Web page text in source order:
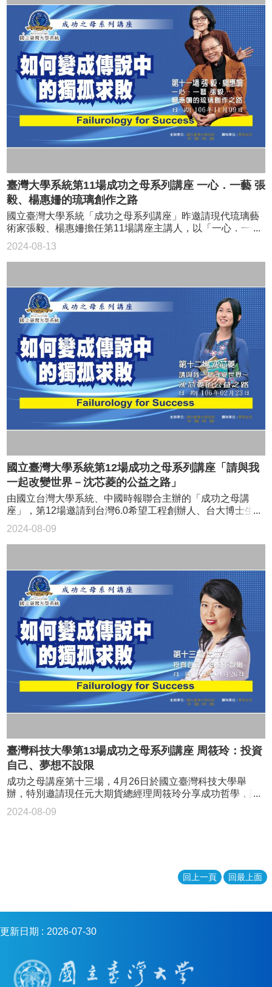
幫助？還是它只是一個升學門檻而已？ 丘成桐表示，美國
大學入學測驗SAT考數學、寫作、閱讀等3科，以前每科滿分
800分、總分2400分，如果考不到2200分，「會直接被哈佛
大學丟掉」，根本進不了。因此，數學程度若不是頂尖，即
使是文科生，也進不了哈佛等一流名校。 「數學是唯一訓
練理性思考的學科」，丘成桐說，不管讀什麼，學數學都有
幫助，即使是文學領域學生，雖然用不到數學，但數學可以
幫他們建立更好的邏輯推理能力。他感嘆，現在常常是「科
學家懂文學家」，但「文學家不懂科學家」，相當可惜。
莊舜傑則問丘成桐對「翻轉教育」等現代教育思潮的看法？
丘成桐對現代教育追求的「快樂學習」頗有微詞，他直白的
說，「我覺得現代教育家都是在誤導學生」，因為學習不可
可以不用背九九乘法表。丘成桐說，真的要唸好學問，不可
能不背一些東西，他小時候背論語，一些詩詞到現在都還記
得；至於數學，很多人覺得不該背「九九乘法表」，他就覺
得莫名其妙。 丘成桐表示，教育最重要的是讓學生覺得付
出後會有前途、有收穫，學習過程中，有痛苦經驗才正常，
但不要把自己搞到患精神病就好。
的人物；吳寶春昨於「成功之母講座」時分享，他當兵才學
會ㄅ、ㄆ、ㄇ及認識國字，但他不以低學歷自我設限，永無
止盡的學習，靠著「相信自己、永不放棄」的信念，讓他不
斷挑戰自己，成功站上國際舞台。 吳寶春的演講，吸引滿
場觀眾到場聆聽。 世界麵包冠軍師傅吳寶春演說 幼時家
貧苦 立志要出頭 排行老八(老么)的吳寶春出生於屏東鄉下的
清苦農家，爸爸、媽媽都是文盲，從來不曾給他考試壓力，
直到12歲喪父，所有經濟壓力都在媽媽身上，加上家裡茅草
屋要改建，媽媽靠著白天採鳳梨、晚上赴流水席端菜來養
家。 國二時，吳寶春半夜冒冷汗、肚子痛，為了求醫，媽
媽吵醒鄰居借了500元，當下他才驚覺，媽媽這麼努力，子
女生病卻沒錢看病，他告訴自己：「我一定要成功」。 國
中畢業後，吳寶春到台北當麵包學徒，店家供吃供住，又能
有經濟壓力」是他第一個人生夢想。當兵時海軍同袍教他識
字，讓他豐富知識，有天放假回家看媽媽，發現家中餐桌上
只有一顆魚頭、一碗白飯，讓他更清楚地知道，要出人頭地
唯一的辦法就是「不斷地學習」。 吳寶春說，「以前我很
自卑，功課不好又有愛喝酒的父親，在被嘲笑的環境中長
大」，為通往成功之路，他開始上潛能開發課程，當下不知
道這門課能帶給他什麼，但就是想學習、改變自己。 曾經
很自卑 努力求改變 潛能開發最後一堂課，老師徵求學生上
有勇氣舉手、硬著頭皮上台很開心，他說「因為我真的改變
自己了」，有以前不曾擁有的膽量。吳寶春說：「一點一滴
的改變，累積起來的能量就很大」，奠定他通往世界麵包冠
軍之路。 （左起）台大系統執行長李篤中、台科大學生代
表陳家民、台師大學生代表辜重嘉、世界麵包冠軍吳寶春、
台師大副校長吳正己、中國時報社長王丰、台師大學生代表
謝宗恩一同合影。 （左起）台科大學生代表陳家民、台師
大學生代表辜重嘉、世界麵包冠軍吳寶春、台師大學生代表
謝宗恩、台大系統執行長李篤中主持。 麵包冠軍師傅吳
寶春與三位國立大學同學對談。同學好奇，他一路走來如何
堅持夢想，如何突破困境關卡？吳寶春說，他以夢想激勵自
己，再以不斷練習的「土法煉鋼」，把技術練到熟能生巧，
做出夢想中的麵包。 面對吳寶春出國比賽拿冠軍，師範大
覺得我也可以，但可能隔天起來又會怕失敗，會想說還是留
在教室實驗就好，好奇吳如何堅持。 吳寶春以自己當學徒
時為例，當時台北很冷，每天凌晨聽到鬧鐘要起來時，都想
按下去。但一想到自己要成功出人頭地，就會爬起來。2010
年他的目標是要拿世界冠軍，每天練十幾個小時，過程中也
想要休息 但躺在床上眼睛合起來就浮現要拿冠軍畫面。想
到那是自己的夢想，就告訴自己可以睡覺嗎？「要學會激勵
要創業時，結果會計拿財務報表給他看，自己卻看不懂損益
表。那時想說，自己開麵包店看不懂損益表應該也沒關係，
可又回想當年想要跟許一樣，這是初衷。因此再去學習，去
唸EMBA學經營，然後把技術經驗傳承複製給旗下師父，各
司其職。 台科大工管系陳家民則關心吳寶春在麵包界追求
夢想過程，是否曾遇過很難突破的困境，如何突破？吳寶春
坦言，人生裡面有很多挫折與關卡。像當初他想做出全世界
最好吃法國麵包，但沒人教。這時候是要放棄，還是找方
法。「我的方法就是不斷嘗試不斷去失敗！挑戰自己，變成
習慣與生活。」 當時台灣沒有法國麵包，他去日本學，但
一開始沒有學理論，不懂理論就很難理解，即便遇到問題，
也不知道怎麼問師父。這時怎麼辦？吳寶春說，他有一個方
日本師傅教的一五一十紀錄下來，然後下班後就練習，不改
老師方法與配方，雖然不懂溫度與時間為何這樣，但就依樣
畫葫蘆。不懂細節裹成很挫折，失敗一次二次，可就是記錄
下來，最後失敗十次二十次後，終於做出了跟師父一模一樣
的東西。「雖然我還是不理解，但我就是繼續練，練到得心
應手，熟能生巧，這是最笨，卻最好的方法。」
臺灣大學系統第11場成功之母系列講座 一心．一藝 張
毅、楊惠姍的琉璃創作之路
2024-08-13
國立臺灣大學系統「成功之母系列講座」昨邀請現代琉璃藝
術家張毅、楊惠姍擔任第11場講座主講人，以「一心．一藝
張毅、楊惠姍的琉璃創作之路」為題，分享一路走來的心路
歷程，現場觀眾報名踴躍讓臺灣師範大學(圖書館校區) 綜合
大樓202演藝廳座無虛席。 張毅和楊惠姍投入琉璃創作30
工藝的代表人物。對他們而言，琉璃不僅是一種材質或創作
媒介，而是一種精神、一種生命，也是對華人古老工藝的呼
喚。 之前張毅和楊惠姍都在電影圈，是台灣電影新浪潮時
期的代表人物，兩人在為電影尋找道具時接觸到水晶玻璃，
開始投入研究 。 1987年，張毅和楊惠姍剛成立「琉璃工
房」，決定學習當時僅有法國一間工坊會的「脫蠟鑄造法」
技術，沒想到卻聯繫不上對方，只好自己摸索製作方法，
1989年兩人也曾到紐約實驗玻璃工作室研習。然而因為原
料、技術、色地及窯火控制等問題，兩人始終燒製不出滿意
的作品。」 臺灣師範大學(圖書館校區) 綜合大樓202演藝
廳座無虛席。 若是放棄 辛苦全化烏有 張毅表示，琉璃
工房在剛開始的前3年半，因為還無法掌握技術，燒出來的琉
說心酸，「當時，楊惠姍每天站在窯爐前，打開又是一爐破
的，我看著她，就知道要再去打電話借錢了。」 我不能放
棄，我們這麼辛苦，要是放棄，一切就真的全部化為烏有
了！ 系統執行長李篤中、三位學生代表、張毅、楊惠姍、師
大吳正己副校長等長官。 「但我不能放棄，我們這麼辛
還早，沒有到山窮水盡的地步，還能去借就去借錢吧！」張
毅表示。 張毅和楊惠姍投入琉璃工藝，卻無前人軌跡可
的臘、石膏模具、窯爐的空心磚，每一個環節都問題重重。
張毅回憶，一開始他們進口琉璃材料，然而不同來源的琉璃
放在一起，一燒就炸，只好自己研發材料。到了脫蠟鑄造的
步驟時，有時臘會脫不出來，沾在裡面，「還有一度燒窯燒
到冒出青煙，才知道石膏跟耐火磚燒出了化學反應，58萬的
窯都要給我們燒壞了。」 完美作品 花費無數心力 「做琉
璃，心臟要很強。碰到問題時，我心裡沒有雜念，只想著怎
麼解決。」楊惠姍回憶，當時每天一爐一爐的失敗，有時候
打開窯，一看就知道琉璃裂了，卻還是要拆開石膏，看看到
底壞在哪裡、發生什麼事，「不過，我真的從來沒想過放
棄。」 即使到現在，楊惠姍仍常常在面對燒製的挫折，
「琉璃在高溫的時候，自主性很強，你很難掌握，光是要控
制好在最完美的位置，一個作品沒有做10件以上是做不出來
被摔到地上，「我重新做了9件，沒有一件是滿意，到現在我
都還沒達到目標。往往你看的一個作品，背後是10件、20件
的心力。」 傳統轉化成當代的語言 將傳統轉化成當代的語
言，有沒有一套邏輯軌跡可循？張毅認為沒有，「現代的社
會早就忘了民族文化背後的深刻意義。傳統不只是一個簡單
貼上去的標籤或符號，而是要更深入其中，那是要用一生的
努力去學習的道理。」 楊惠姍說，「琉璃不是只是形，要
對於『生命無常』的體悟。琉璃自己會說話的。」 「西方
看中國文化，總認為在明代以後面臨斷裂和變質。」張毅表
的情境裡。」 張毅說「甚至，對於我們能不能重建這個底
到那棵大樹。」。
國立臺灣大學系統第12場成功之母系列講座「請與我
一起改變世界－沈芯菱的公益之路」
2024-08-09
由國立台灣大學系統、中國時報聯合主辦的「成功之母講
座」，第12場邀請到台灣6.0希望工程創辦人、台大博士生沈
芯菱，分享「請與我一起改變世界--沈芯菱的公益之路」專
題；並與遠山呼喚團隊創辦人林子鈞對談。 溼冷天氣裡有聽
眾遠自雲林、彰化、高雄而來，把台師大禮堂擠得水洩不
禮堂擠得水洩不通。 來自雲林的28歲女孩沈芯菱克服重
重挑戰，成立「台灣6.0希望工程」慈善事業及「陽光世代英
語免費教學園地」、「美麗新視界─弱勢免費配眼鏡」、
「台灣媳婦學習網」、「柬埔寨失學兒童宣言」等公益平
台；是如何從感動到行動？她謙虛表示自己只會做很簡單的
事，只是「做久了」，簡單的事情也會變得不簡單。
「成功之母講座」19日邀請台灣6.0希望工程創辦人、台大博
士生沈芯菱(前右)，以「請與我一起改變世界 沈芯菱的公益
之路」為題演說，並邀請遠山呼喚團隊創辦人林子鈞(前左)對
談。 母親身教 品格用錢難買 台風穩健的沈芯菱一開始就
說，她要分享一個逆轉勝的故事。故事起源是一個5歲小女
孩，每天清晨4、5點被叫醒去菜市場幫忙吆喝叫賣，睡覺就
在小貨車上。「沒錯，小女孩就是我，當時最喜歡下雨，不
母親學歷不高，對沈芯菱影響卻很深。「世界上有一種人是
自己選擇失敗，當時我父母的成衣廠被上游廠商倒債，但他
們沒有捲款潛逃，而是承擔起不屬於自己的債務，為了給員
工薪水」；父母教她錢買不到的東西：品格，全家人過得雖
苦但緊緊相依。 11歲一件事改變沈芯菱，讓她知道雖然不
能贏在起跑點，但能贏在轉捩點。當時阿嬤家文旦滯銷，剛
學電腦的她用網路賣掉3萬顆文旦，這也讓她愛上電腦。
做了賣衣服的網站，家境逐漸變好；小學六年級又為了幫助
沒錢買書的學子，做了「安安免費教學網站」。一路上很多
說」、「有錢再說」，但她只有一個祕訣：「做久了」，累
銷，剛學電腦的她用網路賣掉3萬顆文旦。 行動的重要性；
菱當然不是一路順遂。14歲那年她想成立免費家教班，老師
找到了，場地有了，去菜市場發傳單卻被以為是詐騙集團，
讓她非常沮喪。母親卻講了生產的經驗「另類」鼓勵她，由
臺灣科技大學第13場成功之母系列講座 周筱玲：投資
自己、夢想不設限
2024-08-09
成功之母講座第十三場，4月26日於國立臺灣科技大學舉
辦，特別邀請現任元大期貨總經理周筱玲分享成功哲學，講
題為「投資自己、夢想不設限」，她學生時期從工讀小妹做
起、大學畢業打敗碩士生當電腦公司老闆特助，如今是台灣
表示，邀請台灣期貨界的精英來校園演講、分享職場寶貴經
《我要一輩子有錢》，不僅成為粉絲，也非常佩服她的處世
之道。 成功之母講座活動現場 職場生涯就像馬拉松；周筱
玲表示，剛出社會沒背景、也沒有亮眼的碩士學歷，「機會
也勇於做夢，嘗試應徵電腦公司開出「碩士生」條件，擔任
老闆特助的工作；為了取得面試機會，周筱玲準備「一本」
回上一頁 回最上面
更新日期 2026-07-30